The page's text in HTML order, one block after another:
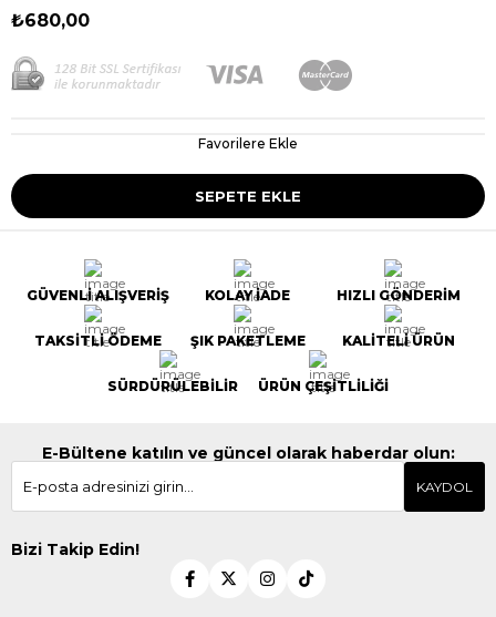
₺680,00
Favorilere Ekle
GÜVENLİ ALIŞVERİŞ KOLAY İADE HIZLI GÖNDERİM
TAKSİTLİ ÖDEME ŞIK PAKETLEME KALİTELİ ÜRÜN
SÜRDÜRÜLEBİLİR ÜRÜN ÇEŞİTLİLİĞİ
E-Bültene katılın ve güncel olarak haberdar olun:
KAYDOL
Bizi Takip Edin!